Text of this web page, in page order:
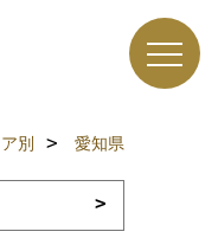
別 愛知県